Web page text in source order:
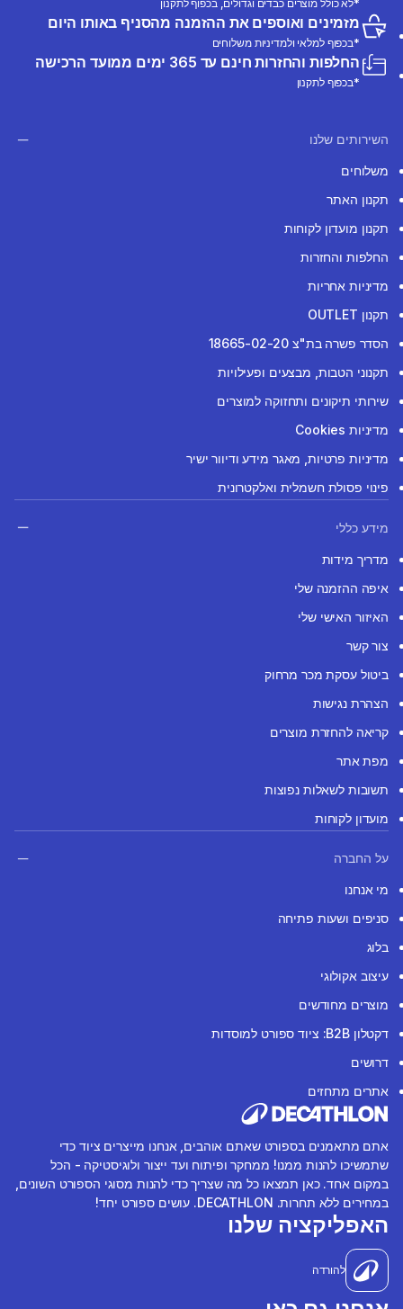
*לא כולל מוצרים כבדים וגדולים, בכפוף לתקנון
מזמינים ואוספים את ההזמנה מהסניף באותו היום
*בכפוף למלאי ולמדיניות משלוחים
החלפות והחזרות חינם עד 365 ימים ממועד הרכישה
*בכפוף לתקנון
השירותים שלנו
משלוחים
תקנון האתר
תקנון מועדון לקוחות
החלפות והחזרות
מדיניות אחריות
תקנון OUTLET
הסדר פשרה בת"צ 18665-02-20
תקנוני הטבות, מבצעים ופעילויות
שירותי תיקונים ותחזוקה למוצרים
מדיניות Cookies
מדיניות פרטיות, מאגר מידע ודיוור ישיר
פינוי פסולת חשמלית ואלקטרונית
מידע כללי
מדריך מידות
איפה ההזמנה שלי
האיזור האישי שלי
צור קשר
ביטול עסקת מכר מרחוק
הצהרת נגישות
קריאה להחזרת מוצרים
מפת אתר
תשובות לשאלות נפוצות
מועדון לקוחות
על החברה
מי אנחנו
סניפים ושעות פתיחה
בלוג
עיצוב אקולוגי
מוצרים מחודשים
דקטלון B2B: ציוד ספורט למוסדות
דרושים
אתרים מתחזים
אתם מתאמנים בספורט שאתם אוהבים, אנחנו מייצרים ציוד כדי
שתמשיכו להנות ממנו! ממחקר ופיתוח ועד ייצור ולוגיסטיקה - הכל
במקום אחד. כאן תמצאו כל מה שצריך כדי להנות מסוגי הספורט השונים,
במחירים ללא תחרות. DECATHLON. עושים ספורט יחד!
האפליקציה שלנו
להורדה